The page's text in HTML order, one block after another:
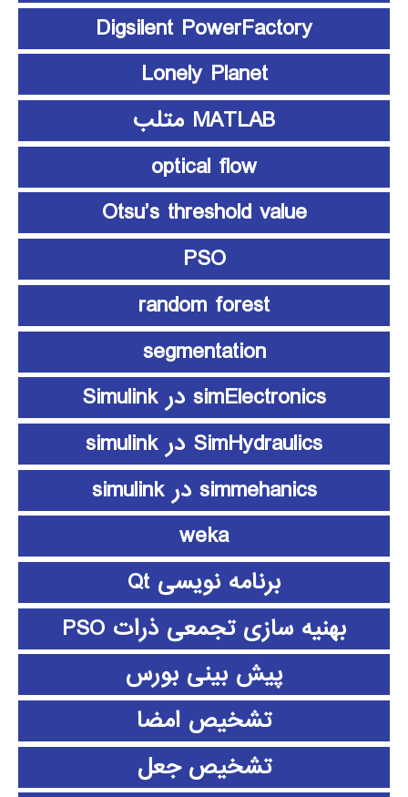
Digsilent PowerFactory
Lonely Planet
MATLAB متلب
optical flow
Otsu’s threshold value
PSO
random forest
segmentation
simElectronics در Simulink
SimHydraulics در simulink
simmehanics در simulink
weka
برنامه نویسی Qt
بهنیه سازی تجمعی ذرات PSO
پیش بینی بورس
تشخیص امضا
تشخیص جعل